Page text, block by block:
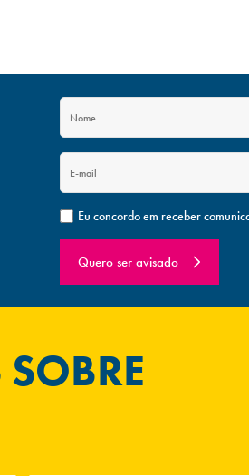
Eu concordo em receber
Quero ser avisado